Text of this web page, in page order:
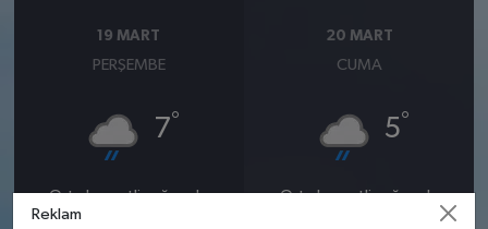
19 MART
PERŞEMBE
7°
Orta kuvvetli yağmurlu
20 MART
CUMA
5°
Orta kuvvetli yağmurlu
Reklam